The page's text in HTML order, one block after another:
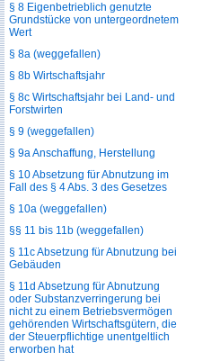
§ 8 Eigenbetrieblich genutzte
Grundstücke von untergeordnetem
Wert
§ 8a (weggefallen)
§ 8b Wirtschaftsjahr
§ 8c Wirtschaftsjahr bei Land- und
Forstwirten
§ 9 (weggefallen)
§ 9a Anschaffung, Herstellung
§ 10 Absetzung für Abnutzung im
Fall des § 4 Abs. 3 des Gesetzes
§ 10a (weggefallen)
§§ 11 bis 11b (weggefallen)
§ 11c Absetzung für Abnutzung bei
Gebäuden
§ 11d Absetzung für Abnutzung
oder Substanzverringerung bei
nicht zu einem Betriebsvermögen
gehörenden Wirtschaftsgütern, die
der Steuerpflichtige unentgeltlich
erworben hat